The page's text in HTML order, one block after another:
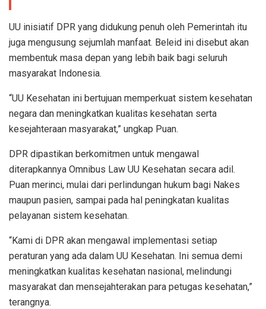
UU inisiatif DPR yang didukung penuh oleh Pemerintah itu
juga mengusung sejumlah manfaat. Beleid ini disebut akan
membentuk masa depan yang lebih baik bagi seluruh
masyarakat Indonesia.
“UU Kesehatan ini bertujuan memperkuat sistem kesehatan
negara dan meningkatkan kualitas kesehatan serta
kesejahteraan masyarakat,” ungkap Puan.
DPR dipastikan berkomitmen untuk mengawal
diterapkannya Omnibus Law UU Kesehatan secara adil.
Puan merinci, mulai dari perlindungan hukum bagi Nakes
maupun pasien, sampai pada hal peningkatan kualitas
pelayanan sistem kesehatan.
“Kami di DPR akan mengawal implementasi setiap
peraturan yang ada dalam UU Kesehatan. Ini semua demi
meningkatkan kualitas kesehatan nasional, melindungi
masyarakat dan mensejahterakan para petugas kesehatan,”
terangnya.